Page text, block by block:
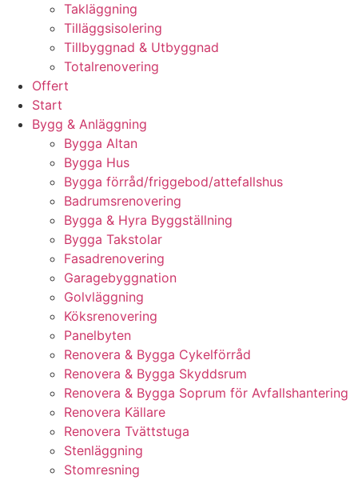
Takläggning
Tilläggsisolering
Tillbyggnad & Utbyggnad
Totalrenovering
Offert
Start
Bygg & Anläggning
Bygga Altan
Bygga Hus
Bygga förråd/friggebod/attefallshus
Badrumsrenovering
Bygga & Hyra Byggställning
Bygga Takstolar
Fasadrenovering
Garagebyggnation
Golvläggning
Köksrenovering
Panelbyten
Renovera & Bygga Cykelförråd
Renovera & Bygga Skyddsrum
Renovera & Bygga Soprum för Avfallshantering
Renovera Källare
Renovera Tvättstuga
Stenläggning
Stomresning